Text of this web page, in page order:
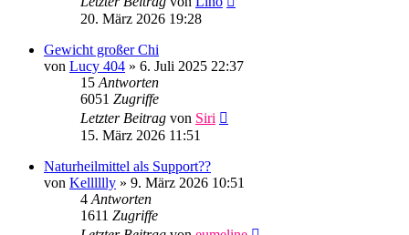
20. März 2026 19:28
Gewicht großer Chi
von Lucy 404 » 6. Juli 2025 22:37
15 Antworten
6051 Zugriffe
Letzter Beitrag von Siri
15. März 2026 11:51
Naturheilmittel als Support??
von Kelllllly » 9. März 2026 10:51
4 Antworten
1611 Zugriffe